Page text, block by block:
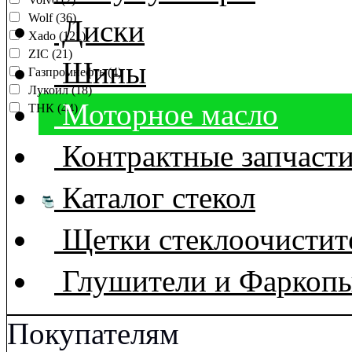
Wolf (36)
Xado (121)
ZIC (21)
Газпромнефть (4)
Лукойл (18)
ТНК (44)
Диски
Шины
Моторное масло
Контрактные
Каталог стекол
Щетки
Глушители и
Покупателям